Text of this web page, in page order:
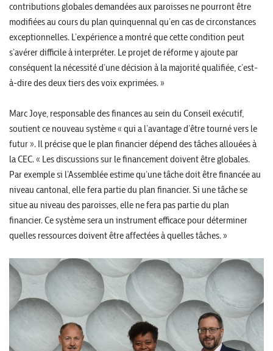
contributions globales demandées aux paroisses ne pourront être
modifiées au cours du plan quinquennal qu’en cas de circonstances
exceptionnelles. L’expérience a montré que cette condition peut
s’avérer difficile à interpréter. Le projet de réforme y ajoute par
conséquent la nécessité d’une décision à la majorité qualifiée, c’est-
à-dire des deux tiers des voix exprimées. »
Marc Joye, responsable des finances au sein du Conseil exécutif,
soutient ce nouveau système « qui a l’avantage d’être tourné vers le
futur ». Il précise que le plan financier dépend des tâches allouées à
la CEC. « Les discussions sur le financement doivent être globales.
Par exemple si l’Assemblée estime qu’une tâche doit être financée au
niveau cantonal, elle fera partie du plan financier. Si une tâche se
situe au niveau des paroisses, elle ne fera pas partie du plan
financier. Ce système sera un instrument efficace pour déterminer
quelles ressources doivent être affectées à quelles tâches. »